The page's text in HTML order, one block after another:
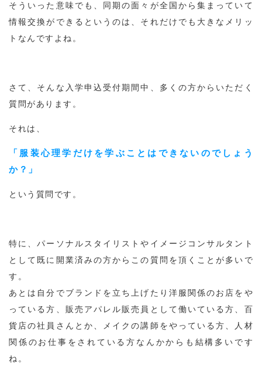
そういった意味でも、同期の面々が全国から集まっていて
情報交換ができるというのは、それだけでも大きなメリッ
トなんですよね。
さて、そんな入学申込受付期間中、多くの方からいただく
質問があります。
それは、
「服装心理学だけを学ぶことはできないのでしょう
か？」
という質問です。
特に、パーソナルスタイリストやイメージコンサルタント
として既に開業済みの方からこの質問を頂くことが多いで
す。
あとは自分でブランドを立ち上げたり洋服関係のお店をや
っている方、販売アパレル販売員として働いている方、百
貨店の社員さんとか、メイクの講師をやっている方、人材
関係のお仕事をされている方なんかからも結構多いです
ね。